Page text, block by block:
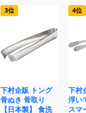
3位
下村企販 トング
骨ぬき 骨取り
【日本製】 食洗
4位
下村
浮い
スマ